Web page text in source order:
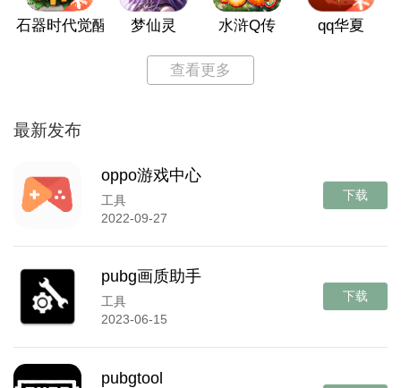
石器时代觉醒 梦仙灵 水浒Q传 qq华夏
查看更多
最新发布
oppo游戏中心
工具
2022-09-27
下载
pubg画质助手
工具
2023-06-15
下载
pubgtool